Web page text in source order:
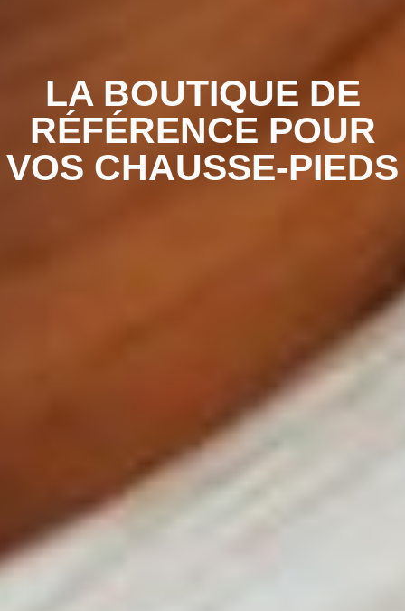
LA BOUTIQUE DE
RÉFÉRENCE POUR
VOS CHAUSSE-PIEDS